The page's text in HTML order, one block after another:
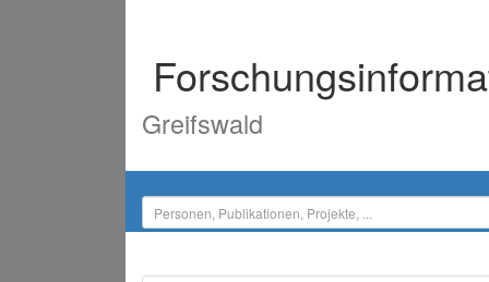
Greifswald